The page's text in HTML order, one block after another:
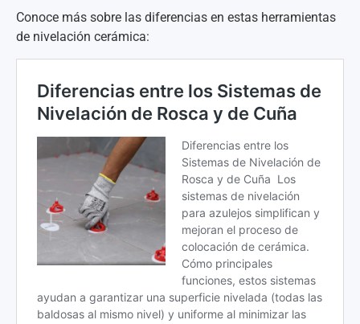
Conoce más sobre las diferencias en estas herramientas
de nivelación cerámica: